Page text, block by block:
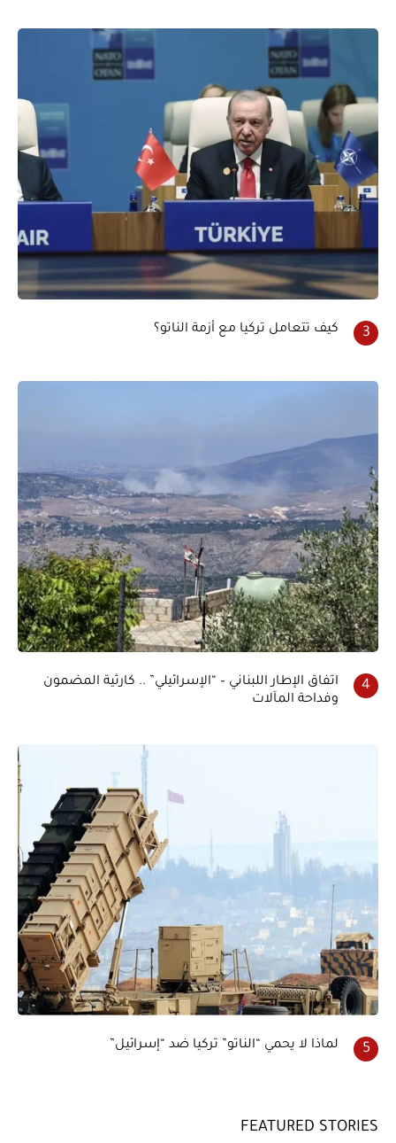
كيف تتعامل تركيا مع أزمة الناتو؟
اتفاق الإطار اللبناني – “الإسرائيلي” .. كارثية المضمون
وفداحة المآلات
لماذا لا يحمي “الناتو” تركيا ضد “إسرائيل”
FEATURED STORIES